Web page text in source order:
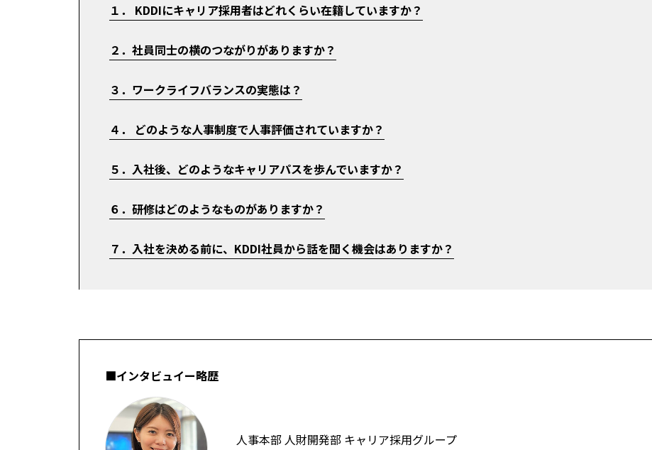
１． KDDIにキャリア採用者はどれくらい在籍していますか？
２．社員同士の横のつながりがありますか？
３．ワークライフバランスの実態は？
４． どのような人事制度で人事評価されていますか？
５．入社後、どのようなキャリアパスを歩んでいますか？
６．研修はどのようなものがありますか？
７．入社を決める前に、KDDI社員から話を聞く機会はありますか？
■インタビュイー略歴
人事本部 人財開発部 キャリア採用グループ